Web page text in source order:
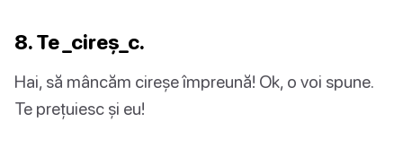
8. Te _cireș_c.
Hai, să mâncăm cireșe împreună! Ok, o voi spune.
Te prețuiesc și eu!